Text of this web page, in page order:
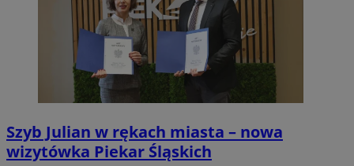
Szyb Julian w rękach miasta – nowa
wizytówka Piekar Śląskich